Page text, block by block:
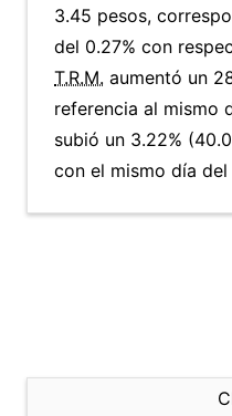
3.45 pesos,
del 0.27% con
T.R.M. aumentó un
referencia al mismo
subió un 3.22%
con el mismo día del